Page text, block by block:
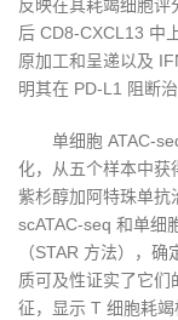
反映在其耗竭细胞
后 CD8-CXCL13 中
原加工和呈递以及
明其在 PD-L1 阻断
单细胞 ATAC-
化，从五个样本中获
紫杉醇加阿特珠单抗
scATAC-seq 和单细
（STAR 方法），
质可及性证实了它
征，显示 T 细胞耗